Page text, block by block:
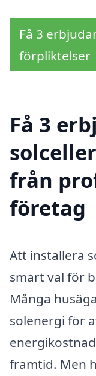
Få 3
förpliktelser
Få 3
från
företag
Att installera
smart val för
Många
solenergi för
framtid. Men